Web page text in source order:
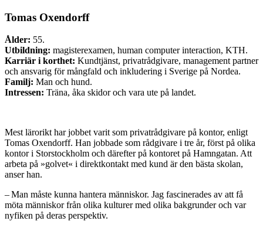
Tomas Oxendorff
Ålder: 55.
Utbildning: magisterexamen, human computer inter­action, KTH.
Karriär i korthet: Kundtjänst, privatrådgivare, management partner
och ansvarig för mångfald och inkludering i Sverige på Nordea.
Familj: Man och hund.
Intressen: Träna, åka skidor och vara ute på landet.
Mest lärorikt har jobbet varit som privatrådgivare på kontor, enligt
Tomas Oxendorff. Han jobbade som rådgivare i tre år, först på olika
kontor i Storstockholm och därefter på kontoret på Hamngatan. Att
arbeta på »golvet« i direktkontakt med kund är den bästa skolan,
anser han.
– Man måste kunna hantera människor. Jag fascinerades av att få
möta människor från olika kulturer med olika bakgrunder och var
nyfiken på deras perspektiv.